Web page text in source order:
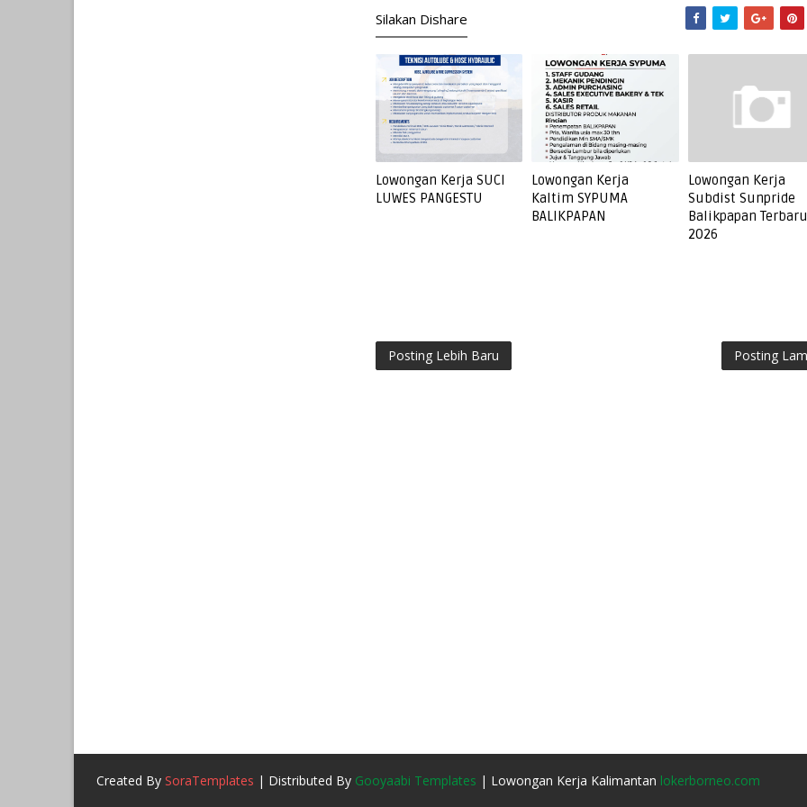
Silakan Dishare
Lowongan Kerja SUCI
LUWES PANGESTU
Lowongan Kerja
Kaltim SYPUMA
BALIKPAPAN
Lowongan Kerja
Subdist Sunpride
Balikpapan Terbaru
2026
Posting Lebih Baru Posting
Created By SoraTemplates | Distributed By Gooyaabi Templates | Lowongan Kerja Kalimantan lokerborneo.com